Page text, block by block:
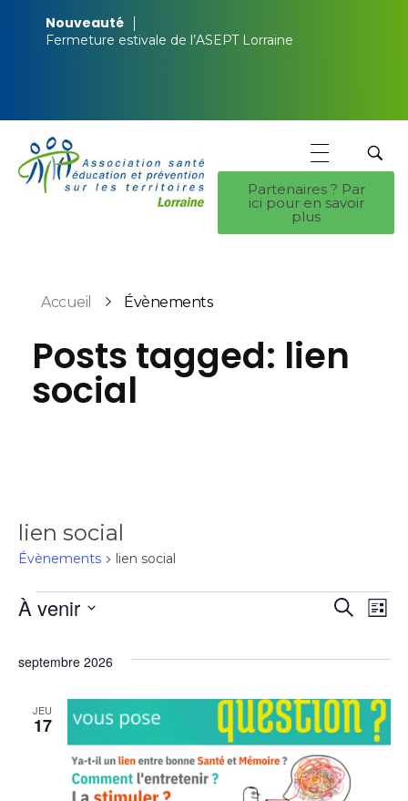
Nouveauté
Fermeture estivale de l’ASEPT Lorraine
Partenaires ? Par
ici pour en savoir
plus
Accueil Évènements
Posts tagged: lien
social
lien social
Évènements lien social
et
de
de
Liste
À venir
une
septembre 2026
JEU
17